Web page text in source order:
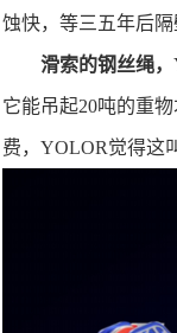
蚀快，等三五年后
滑索的钢丝绳，
它能吊起20吨的重
费，YOLOR觉得这